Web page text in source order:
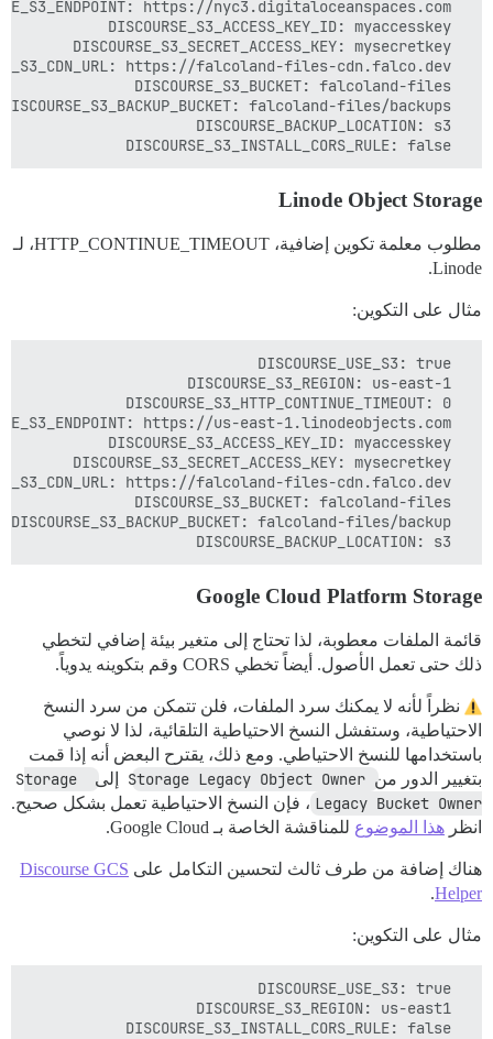
Linode Object Storage
مطلوب معلمة تكوين إضافية، HTTP_CONTINUE_TIMEOUT، لـ
Linode.
مثال على التكوين:
Google Cloud Platform Storage
قائمة الملفات معطوبة، لذا تحتاج إلى متغير بيئة إضافي لتخطي
ذلك حتى تعمل الأصول. أيضاً تخطي CORS وقم بتكوينه يدوياً.
نظراً لأنه لا يمكنك سرد الملفات، فلن تتمكن من سرد النسخ
الاحتياطية، وستفشل النسخ الاحتياطية التلقائية، لذا لا نوصي
باستخدامها للنسخ الاحتياطي. ومع ذلك، يقترح البعض أنه إذا قمت
بتغيير الدور من Storage Legacy Object Owner إلى
Storage
Legacy Bucket Owner ، فإن النسخ الاحتياطية تعمل بشكل صحيح.
انظر هذا الموضوع للمناقشة الخاصة بـ Google Cloud.
هناك إضافة من طرف ثالث لتحسين التكامل على Discourse GCS
Helper
.
مثال على التكوين: